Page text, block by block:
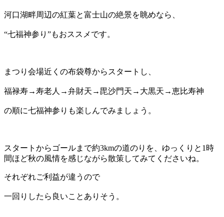
河口湖畔周辺の紅葉と富士山の絶景を眺めなら、
“七福神参り”もおススメです。
まつり会場近くの布袋尊からスタートし、
福禄寿→寿老人→弁財天→毘沙門天→大黒天→恵比寿神
の順に七福神参りも楽しんでみましょう。
スタートからゴールまで約3kmの道のりを、ゆっくりと1時
間ほど秋の風情を感じながら散策してみてくださいね。
それぞれご利益が違うので
一回りしたら良いことありそう。